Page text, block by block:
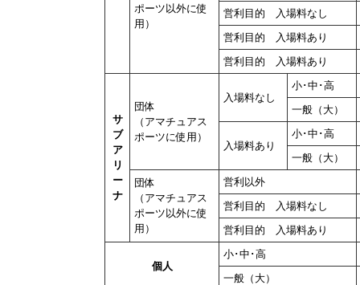
ポーツ以外に使
用）
営利目的 入場料なし
営利目的 入場料あり
営利目的 入場料あり
サ
ブ
ア
リ
ー
ナ
団体
（アマチュアス
ポーツに使用）
入場料なし
小･中･高
一般（大）
入場料あり
小･中･高
一般（大）
団体
（アマチュアス
ポーツ以外に使
用）
営利以外
営利目的 入場料なし
営利目的 入場料あり
個人
小･中･高
一般（大）